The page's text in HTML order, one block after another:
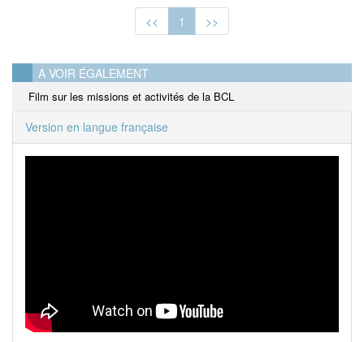
<< 1 >>
A VOIR ÉGALEMENT
Film sur les missions et activités de la BCL
Version en langue française